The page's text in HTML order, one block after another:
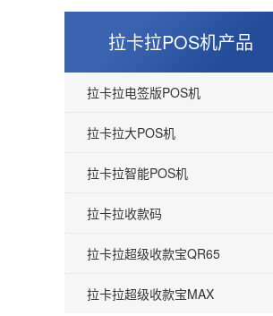
拉卡拉POS机产品
拉卡拉电签版POS机
拉卡拉大POS机
拉卡拉智能POS机
拉卡拉收款码
拉卡拉超级收款宝QR65
拉卡拉超级收款宝MAX